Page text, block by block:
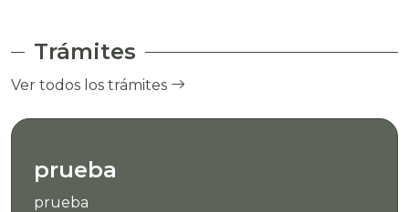
Trámites
Ver todos los trámites
prueba
prueba